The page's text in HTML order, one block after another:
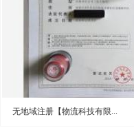
无地域注册【物流科技有限...